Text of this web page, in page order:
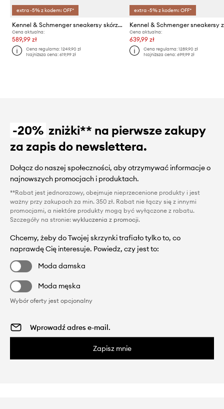
extra -5% z kodem: OFF*
Kennel & Schmenger sneakersy skórzane Drop
Cena aktualna:
589,99 zł
Cena regularna:1249,90 zł
Najniższa cena:619,99 zł
extra -5% z kodem: OFF*
Cena aktualna:
639,99 zł
Cena regularna: 1289,90 zł
Najniższa cena: 699,99 zł
-20% zniżki** na pierwsze zakupy
za zapis do newslettera.
Dołącz do naszej społeczności, aby otrzymywać informacje o
najnowszych promocjach i produktach.
**Rabat jest jednorazowy, obejmuje nieprzecenione produkty i jest
ważny przy zakupach za min. 350 zł. Rabat nie łączy się z innymi
promocjami, a niektóre produkty mogą być wyłączone z rabatu.
Szczegóły na stronie: wykluczenia z promocji.
Chcemy, żeby do Twojej skrzynki trafiało tylko to, co
naprawdę Cię interesuje. Powiedz, czy jest to:
Moda damska
Moda męska
Wybór oferty jest opcjonalny
Zapisz mnie